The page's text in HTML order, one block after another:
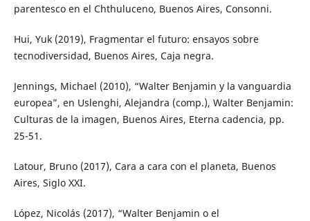
parentesco en el Chthuluceno, Buenos Aires, Consonni.
Hui, Yuk (2019), Fragmentar el futuro: ensayos sobre
tecnodiversidad, Buenos Aires, Caja negra.
Jennings, Michael (2010), “Walter Benjamin y la vanguardia
europea”, en Uslenghi, Alejandra (comp.), Walter Benjamin:
Culturas de la imagen, Buenos Aires, Eterna cadencia, pp.
25-51.
Latour, Bruno (2017), Cara a cara con el planeta, Buenos
Aires, Siglo XXI.
López, Nicolás (2017), “Walter Benjamin o el